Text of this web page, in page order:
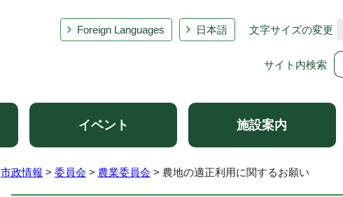
Foreign Languages 日本語 文字サイズの変更
サイト内検索
イベント 施設案内
市政情報 > 委員会 > 農業委員会 > 農地の適正利用に関するお願い